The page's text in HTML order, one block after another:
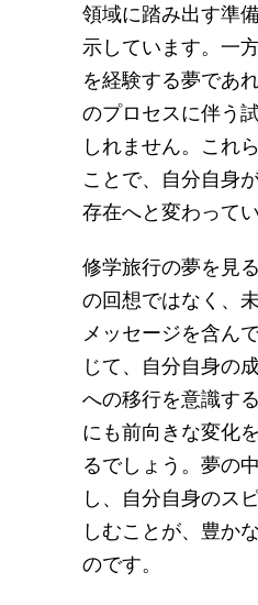
領域に踏み出す準
示しています。一
を経験する夢であ
のプロセスに伴う
しれません。これ
ことで、自分自身
存在へと変わって
修学旅行の夢を見
の回想ではなく、
メッセージを含ん
じて、自分自身の
への移行を意識す
にも前向きな変化
るでしょう。夢の
し、自分自身のス
しむことが、豊か
のです。